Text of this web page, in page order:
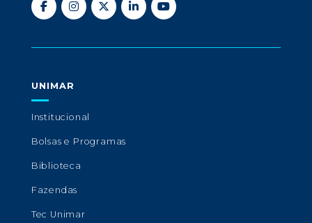
UNIMAR
Institucional
Bolsas e Programas
Biblioteca
Fazendas
Tec Unimar